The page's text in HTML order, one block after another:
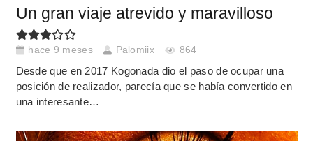
Un gran viaje atrevido y maravilloso
hace 9 meses Palomiix 864
Desde que en 2017 Kogonada dio el paso de ocupar una
posición de realizador, parecía que se había convertido en
una interesante…